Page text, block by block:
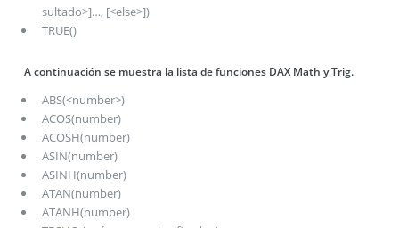
sultado>]…, [<else>])
TRUE()
A continuación se muestra la lista de funciones DAX Math y Trig.
ABS(<number>)
ACOS(number)
ACOSH(number)
ASIN(number)
ASINH(number)
ATAN(number)
ATANH(number)